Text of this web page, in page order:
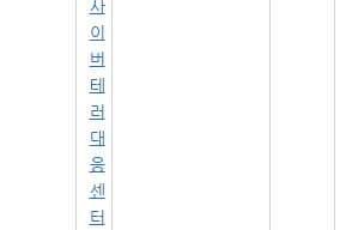
사
이
버
테
러
대
응
센
터